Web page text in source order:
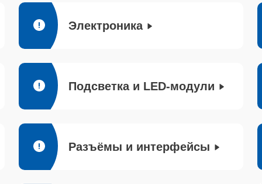
Электроника
Подсветка и LED-модули
Разъёмы и интерфейсы